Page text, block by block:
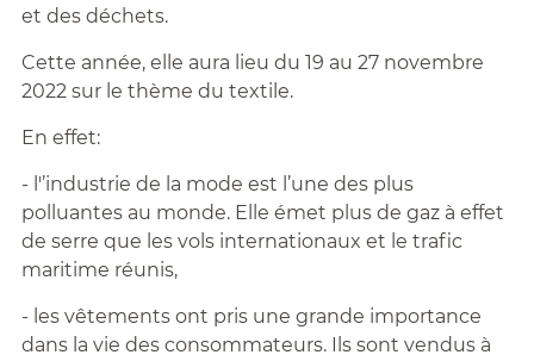
et des déchets.
Cette année, elle aura lieu du 19 au 27 novembre
2022 sur le thème du textile.
En effet:
- l'’industrie de la mode est l’une des plus
polluantes au monde. Elle émet plus de gaz à effet
de serre que les vols internationaux et le trafic
maritime réunis,
- les vêtements ont pris une grande importance
dans la vie des consommateurs. Ils sont vendus à